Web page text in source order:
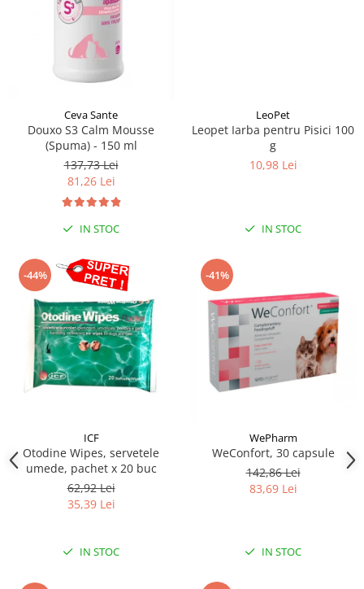
Ceva Sante
Douxo S3 Calm Mousse
(Spuma) - 150 ml
137,73 Lei
81,26 Lei
IN STOC
LeoPet
Leopet Iarba pentru Pisici 100
g
10,98 Lei
IN STOC
-44%
ICF
Otodine Wipes, servetele
umede, pachet x 20 buc
62,92 Lei
35,39 Lei
IN STOC
-41%
WePharm
WeConfort, 30 capsule
142,86 Lei
83,69 Lei
IN STOC